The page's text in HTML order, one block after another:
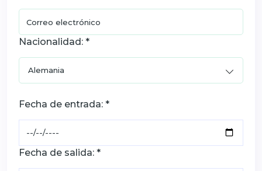
Nacionalidad: *
Fecha de entrada: *
Fecha de salida: *